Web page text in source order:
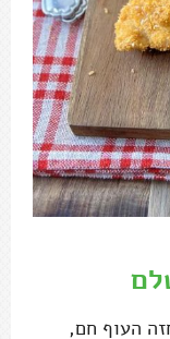
העוף חם,